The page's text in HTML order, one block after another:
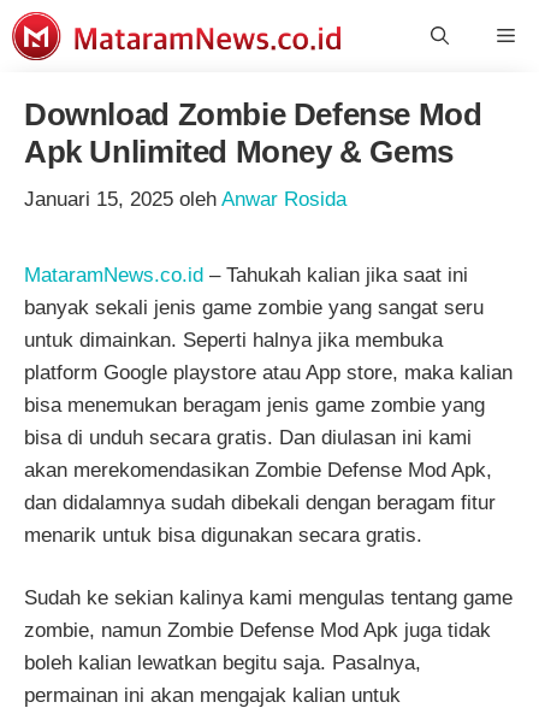
Langsung
ke
Download Zombie Defense Mod
Apk Unlimited Money & Gems
Januari 15, 2025 oleh Anwar Rosida
MataramNews.co.id – Tahukah kalian jika saat ini
banyak sekali jenis game zombie yang sangat seru
untuk dimainkan. Seperti halnya jika membuka
platform Google playstore atau App store, maka kalian
bisa menemukan beragam jenis game zombie yang
bisa di unduh secara gratis. Dan diulasan ini kami
akan merekomendasikan Zombie Defense Mod Apk,
dan didalamnya sudah dibekali dengan beragam fitur
menarik untuk bisa digunakan secara gratis.
Sudah ke sekian kalinya kami mengulas tentang game
zombie, namun Zombie Defense Mod Apk juga tidak
boleh kalian lewatkan begitu saja. Pasalnya,
permainan ini akan mengajak kalian untuk